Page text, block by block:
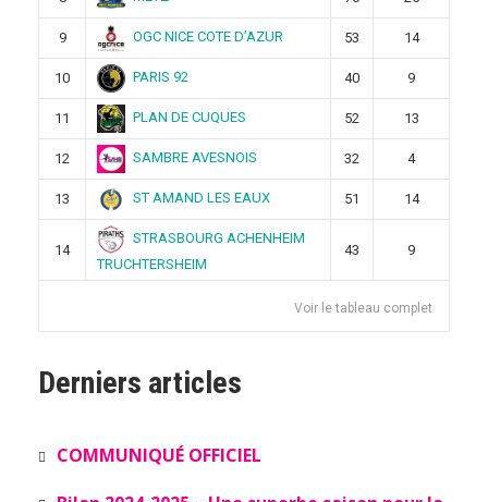
9 OGC NICE COTE D’AZUR 53 14
10 PARIS 92 40 9
11 PLAN DE CUQUES 52 13
12 SAMBRE AVESNOIS 32 4
13 ST AMAND LES EAUX 51 14
14
STRASBOURG ACHENHEIM
TRUCHTERSHEIM
43 9
Voir le tableau complet
Derniers articles
COMMUNIQUÉ OFFICIEL